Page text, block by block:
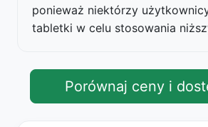
ponieważ niektórzy
tabletki w celu stosowania
Porównaj ceny i